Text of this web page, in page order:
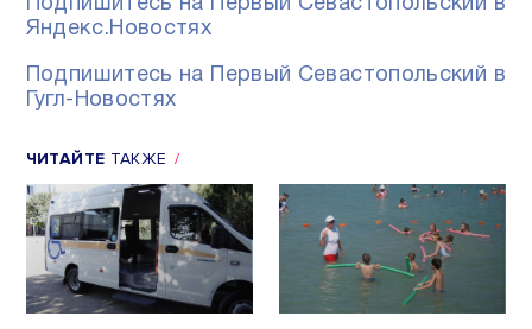
Подпишитесь на Первый Севастопольский в
Яндекс.Новостях
Подпишитесь на Первый Севастопольский в
Гугл-Новостях
ЧИТАЙТЕ ТАКЖЕ